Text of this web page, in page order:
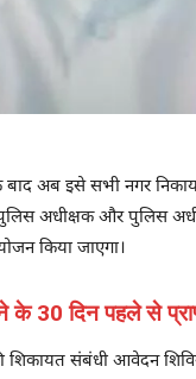
अब इसे सभी नगर
अधीक्षक और पुलिस
किया जाएगा।
के 30 दिन पहले से
शिकायत संबंधी आवेदन